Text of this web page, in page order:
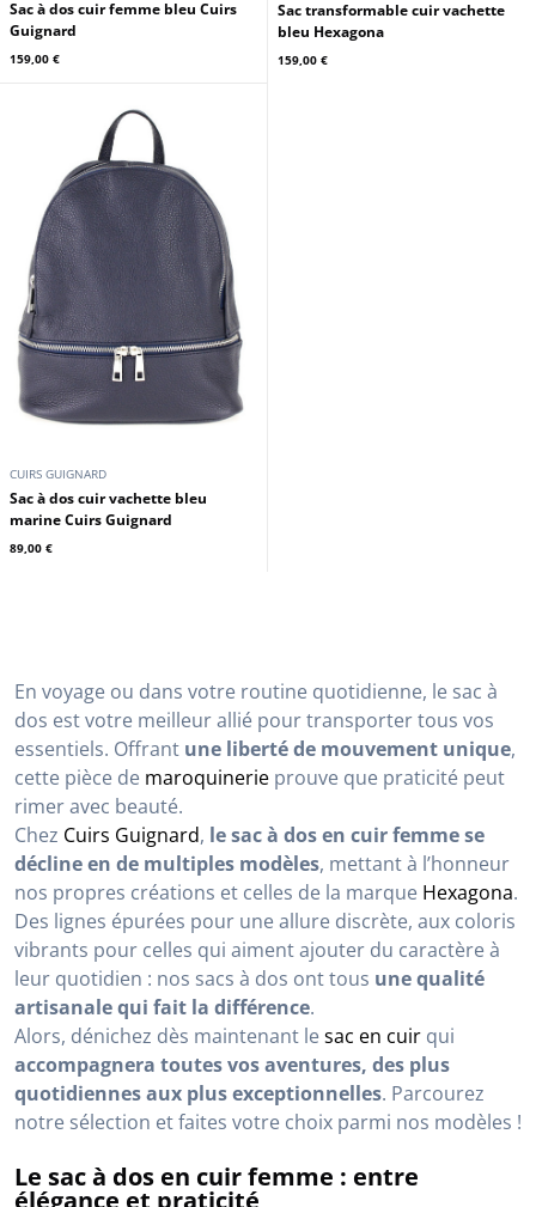
En voyage ou dans votre routine quotidienne, le sac à
dos est votre meilleur allié pour transporter tous vos
essentiels. Offrant une liberté de mouvement unique,
cette pièce de maroquinerie prouve que praticité peut
rimer avec beauté.
Chez Cuirs Guignard, le sac à dos en cuir femme se
décline en de multiples modèles, mettant à l’honneur
nos propres créations et celles de la marque Hexagona.
Des lignes épurées pour une allure discrète, aux coloris
vibrants pour celles qui aiment ajouter du caractère à
leur quotidien : nos sacs à dos ont tous une qualité
artisanale qui fait la différence.
Alors, dénichez dès maintenant lesac en cuir qui
accompagnera toutes vos aventures, des plus
quotidiennes aux plus exceptionnelles. Parcourez
notre sélection et faites votre choix parmi nos modèles !
Le sac à dos en cuir femme : entre
élégance et praticité
Sac à dos cuir femme bleu Cuirs
Guignard
159,00 €
Sac transformable cuir vachette
bleu Hexagona
159,00 €
CUIRS GUIGNARD
Sac à dos cuir vachette bleu
marine Cuirs Guignard
89,00 €